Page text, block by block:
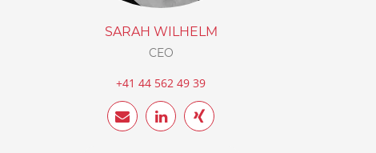
SARAH WILHELM
CEO
+41 44 562 49 39